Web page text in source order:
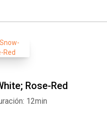
Rose-Red
12min